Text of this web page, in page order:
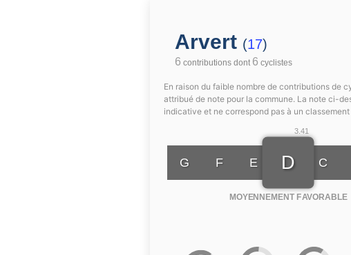
Arvert (17)
6 contributions dont 6 cyclistes
En raison du faible nombre de contributions de
attribué de note pour la commune. La note ci-
indicative et ne correspond pas à un classement
G F E
3.41
D
MOYENNEMENT FAVORABLE
C